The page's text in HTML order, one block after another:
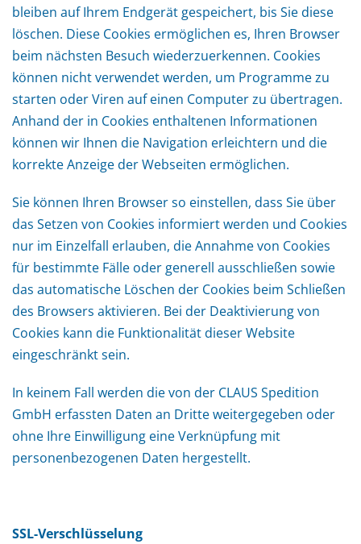
bleiben auf Ihrem Endgerät gespeichert, bis Sie diese
löschen. Diese Cookies ermöglichen es, Ihren Browser
beim nächsten Besuch wiederzuerkennen. Cookies
können nicht verwendet werden, um Programme zu
starten oder Viren auf einen Computer zu übertragen.
Anhand der in Cookies enthaltenen Informationen
können wir Ihnen die Navigation erleichtern und die
korrekte Anzeige der Webseiten ermöglichen.
Sie können Ihren Browser so einstellen, dass Sie über
das Setzen von Cookies informiert werden und Cookies
nur im Einzelfall erlauben, die Annahme von Cookies
für bestimmte Fälle oder generell ausschließen sowie
das automatische Löschen der Cookies beim Schließen
des Browsers aktivieren. Bei der Deaktivierung von
Cookies kann die Funktionalität dieser Website
eingeschränkt sein.
In keinem Fall werden die von der CLAUS Spedition
GmbH erfassten Daten an Dritte weitergegeben oder
ohne Ihre Einwilligung eine Verknüpfung mit
personenbezogenen Daten hergestellt.
SSL-Verschlüsselung